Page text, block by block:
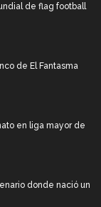
de flag football
de El Fantasma
en liga mayor de
donde nació un